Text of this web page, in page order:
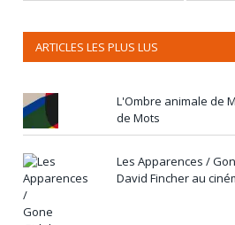
ARTICLES LES PLUS LUS
L'Ombre animale de
de Mots
Les Apparences /
David Fincher au